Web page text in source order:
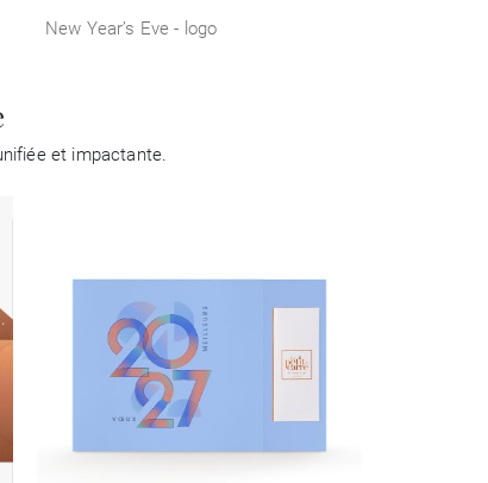
New Year’s Eve - logo
et impactante.